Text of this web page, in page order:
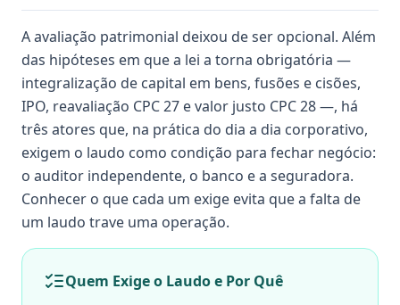
A avaliação patrimonial deixou de ser opcional. Além
das hipóteses em que a lei a torna obrigatória —
integralização de capital em bens, fusões e cisões,
IPO, reavaliação CPC 27 e valor justo CPC 28 —, há
três atores que, na prática do dia a dia corporativo,
exigem o laudo como condição para fechar negócio:
o auditor independente, o banco e a seguradora.
Conhecer o que cada um exige evita que a falta de
um laudo trave uma operação.
Quem Exige o Laudo e Por Quê